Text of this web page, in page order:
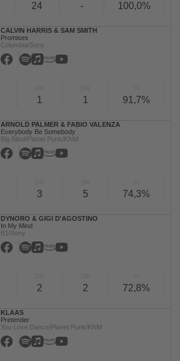
24 - 100,0%
CALVIN HARRIS & SAM SMITH
Promises
Columbia/Sony
1 1 91,7%
ARNOLD PALMER & FABIO VALENZA
Everybody Be Somebody
Big Blind/Planet Punk/KNM
3 5 74,3%
DYNORO & GIGI D'AGOSTINO
In My Mind
B1/Sony
2 2 72,8%
KLAAS
Pretender
You Love Dance/Planet Punk/KNM